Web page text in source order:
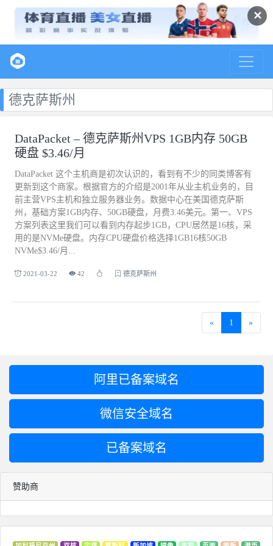
✕
德克萨斯州
DataPacket – 德克萨斯州VPS 1GB内存 50GB
硬盘 $3.46/月
DataPacket 这个主机商是初次认识的，看到有不少的同类博客有
更新到这个商家。根据官方的介绍是2001年从业主机业务的，目
前主营VPS主机和独立服务器业务。数据中心在美国德克萨斯
州，基础方案1GB内存、50GB硬盘，月费3.46美元。第一、VPS
方案列表这里我们可以看到内存起步1GB，CPU居然是16核，采
用的是NVMe硬盘。内存CPU硬盘价格选择1GB16核50GB
NVMe$3.46/月...
2021-03-22 42 德克萨斯州
« 1 »
阿里已备案域名
微信安全域名
已备案域名
赞助商